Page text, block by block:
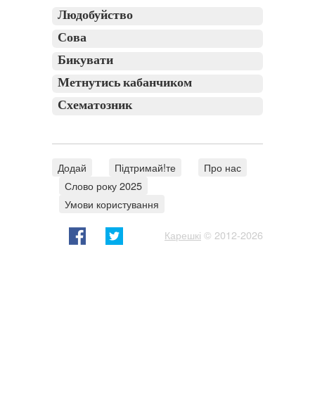
Людобуйство
Сова
Бикувати
Метнутись кабанчиком
Схематозник
Додай Підтримай!те
Про нас
Слово року 2025
Умови користування
Карешкі © 2012-2026